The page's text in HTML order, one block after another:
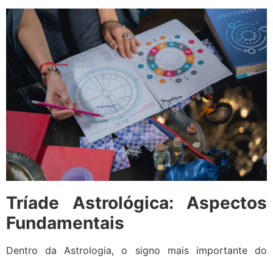
Tríade Astrológica: Aspectos
Fundamentais
Dentro da Astrologia, o signo mais importante do